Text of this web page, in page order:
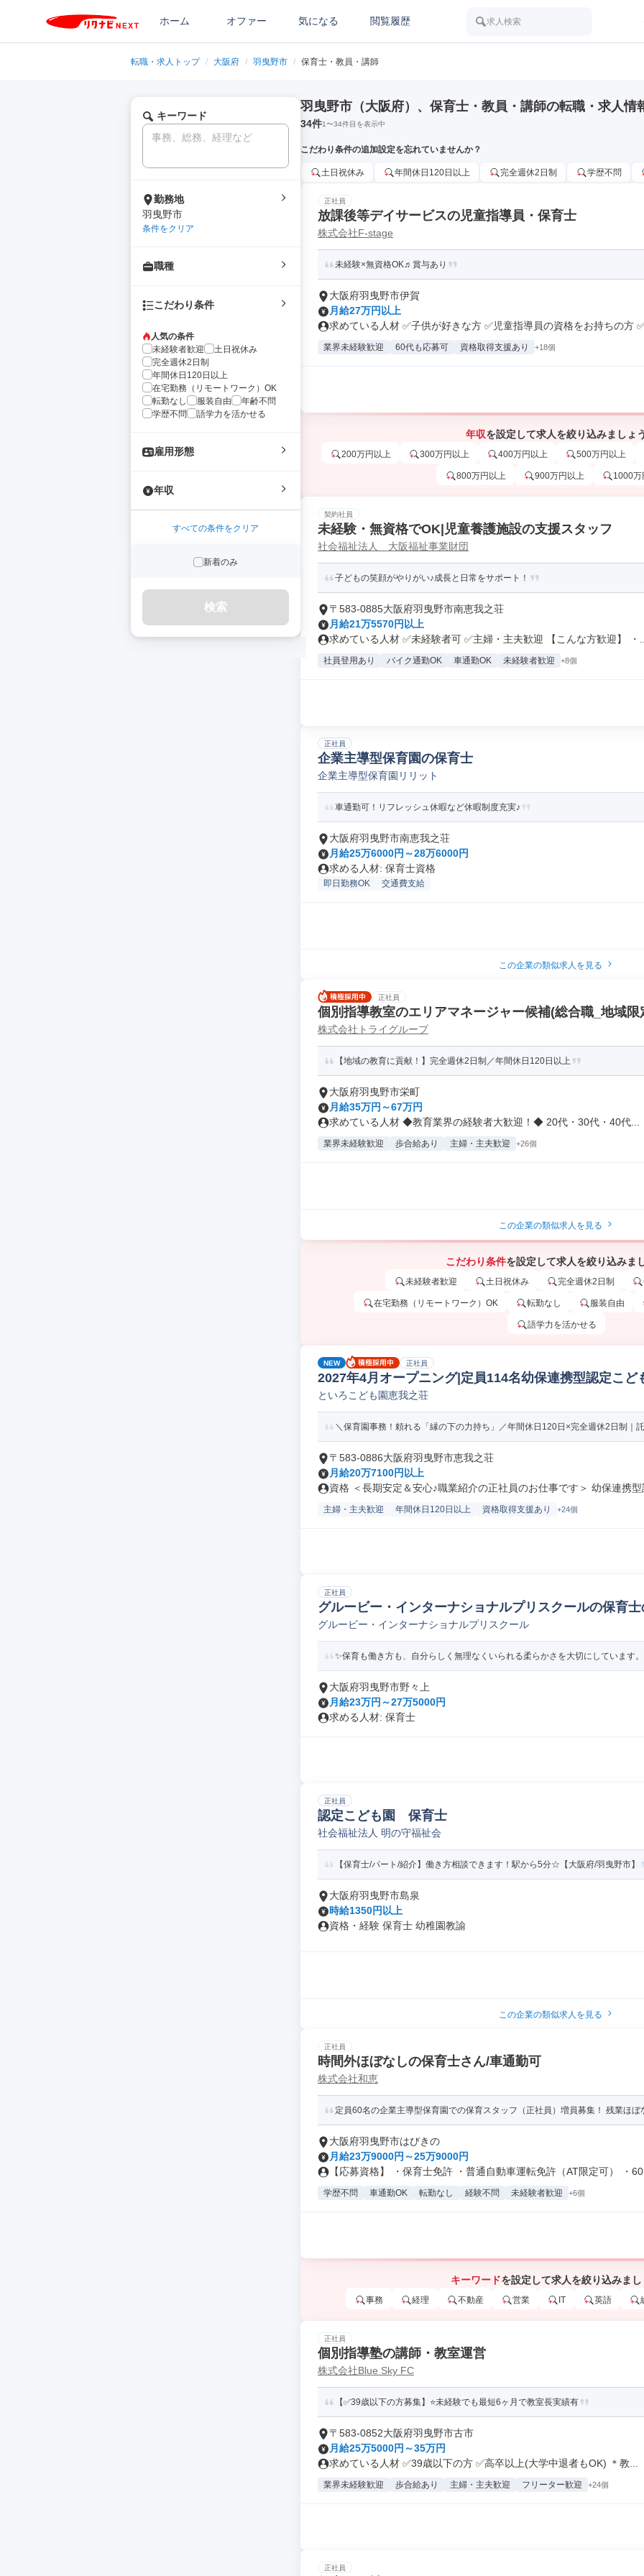
ホーム オファー 気になる 閲覧履歴 求人検索
転職・求人トップ / 大阪府 / 羽曳野市 / 保育士・教員・講師
キーワード
勤務地
羽曳野市
条件をクリア
職種
こだわり条件
人気の条件
未経験者歓迎
土日祝休み
完全週休2日制
年間休日120日以上
在宅勤務（リモートワーク）OK
転勤なし
服装自由
年齢不問
学歴不問
語学力を活かせる
雇用形態
年収
すべての条件をクリア
新着のみ
検索
羽曳野市（大阪府）、保育士・教員・講師の転職・求人情
34件1〜34件目を表示中
こだわり条件の追加設定を忘れていませんか？
土日祝休み 年間休日120日以上 完全週休2日制 学歴不問
正社員
放課後等デイサービスの児童指導員・保育士
株式会社F-stage
未経験×無資格OK♬賞与あり
大阪府羽曳野市伊賀
月給27万円以上
求めている人材 ✅子供が好きな方 ✅児童指導員の資格をお持ちの方
業界未経験歓迎 60代も応募可 資格取得支援あり +18個
年収を設定して求人を絞り込みましょ
200万円以上 300万円以上 400万円以上 500万円以上
800万円以上 900万円以上 1000万
契約社員
未経験・無資格でOK|児童養護施設の支援スタッフ
社会福祉法人 大阪福祉事業財団
子どもの笑顔がやりがい♪成長と日常をサポート！
〒583-0885大阪府羽曳野市南恵我之荘
月給21万5570円以上
求めている人材 ✅未経験者可 ✅主婦・主夫歓迎 【こんな方歓迎】 ・
社員登用あり バイク通勤OK 車通勤OK 未経験者歓迎 +8個
正社員
企業主導型保育園の保育士
企業主導型保育園リリット
車通勤可！リフレッシュ休暇など休暇制度充実♪
大阪府羽曳野市南恵我之荘
月給25万6000円～28万6000円
求める人材: 保育士資格
即日勤務OK 交通費支給
この企業の類似求人を見る
正社員
個別指導教室のエリアマネージャー候補(総合職_地域限
株式会社トライグループ
【地域の教育に貢献！】完全週休2日制／年間休日120日以上
大阪府羽曳野市栄町
月給35万円～67万円
求めている人材 ◆教育業界の経験者大歓迎！◆ 20代・30代・40代...
業界未経験歓迎 歩合給あり 主婦・主夫歓迎 +26個
この企業の類似求人を見る
こだわり条件を設定して求人を絞り込みま
未経験者歓迎 土日祝休み 完全週休2日制
在宅勤務（リモートワーク）OK 転勤なし 服装自由
語学力を活かせる
NEW 正社員
2027年4月オープニング|定員114名幼保連携型認定こど
といろこども園恵我之荘
＼保育園事務！頼れる「縁の下の力持ち」／年間休日120日×完全週休2日制｜
〒583-0886大阪府羽曳野市恵我之荘
月給20万7100円以上
資格 ＜長期安定＆安心♪職業紹介の正社員のお仕事です＞ 幼保連携
主婦・主夫歓迎 年間休日120日以上 資格取得支援あり +24個
正社員
グルービー・インターナショナルプリスクールの保育
グルービー・インターナショナルプリスクール
✨保育も働き方も、自分らしく無理なくいられる柔らかさを大切にしています。
大阪府羽曳野市野々上
月給23万円～27万5000円
求める人材: 保育士
正社員
認定こども園 保育士
社会福祉法人 明の守福祉会
【保育士/パート/紹介】働き方相談できます！駅から5分☆【大阪府/羽曳野市】
大阪府羽曳野市島泉
時給1350円以上
資格・経験 保育士 幼稚園教諭
この企業の類似求人を見る
正社員
時間外ほぼなしの保育士さん/車通勤可
株式会社和恵
定員60名の企業主導型保育園での保育スタッフ（正社員）増員募集！ 残業ほぼ
大阪府羽曳野市はびきの
月給23万9000円～25万9000円
【応募資格】 ・保育士免許 ・普通自動車運転免許（AT限定可） ・
学歴不問 車通勤OK 転勤なし 経験不問 未経験者歓迎 +6個
キーワードを設定して求人を絞り込みま
事務 経理 不動産 営業 IT 英語
正社員
個別指導塾の講師・教室運営
株式会社Blue Sky FC
【✅39歳以下の方募集】⭐未経験でも最短6ヶ月で教室長実績有
〒583-0852大阪府羽曳野市古市
月給25万5000円～35万円
求めている人材 ✅39歳以下の方 ✅高卒以上(大学中退者もOK) ＊教...
業界未経験歓迎 歩合給あり 主婦・主夫歓迎 フリーター歓迎 +24個
正社員